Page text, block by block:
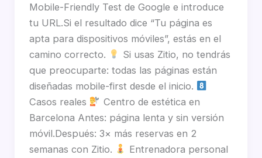
Mobile-Friendly Test de Google e introduce
tu URL.Si el resultado dice “Tu página es
apta para dispositivos móviles”, estás en el
camino correcto.
Si usas Zitio, no tendrás
que preocuparte: todas las páginas están
diseñadas mobile-first desde el inicio.
Casos reales
Centro de estética en
Barcelona Antes: página lenta y sin versión
móvil.Después: 3× más reservas en 2
semanas con Zitio.
Entrenadora personal